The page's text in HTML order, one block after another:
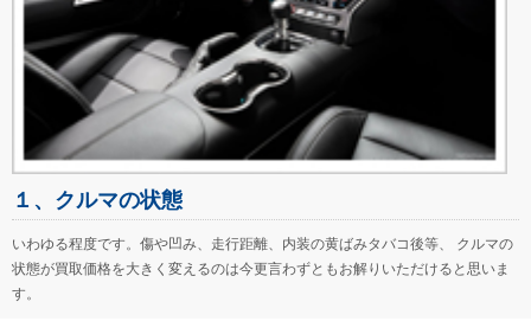
１、クルマの状態
いわゆる程度です。傷や凹み、走行距離、内装の黄ばみタバコ後等、 クルマの
状態が買取価格を大きく変えるのは今更言わずともお解りいただけると思いま
す。